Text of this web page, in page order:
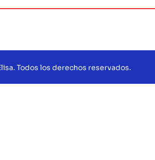
Todos los derechos reservados.